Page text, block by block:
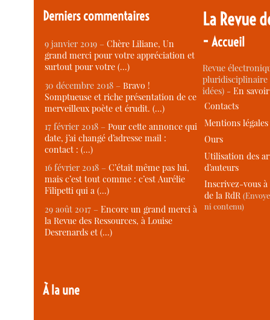
Derniers commentaires
9 janvier 2019 –Chère Liliane, Un
grand merci pour votre appréciation et
surtout pour votre (…)
30 décembre 2018 –Bravo !
Somptueuse et riche présentation de ce
merveilleux poète et érudit. (…)
17 février 2018 –Pour cette annonce qui
date, j’ai changé d’adresse mail :
contact : (…)
16 février 2018 –C’était même pas lui,
mais c’est tout comme : c’est Aurélie
Filipetti qui a (…)
29 août 2017 –Encore un grand merci à
la Revue des Ressources, à Louise
Desrenards et (…)
À la une
La Revue
-Accueil
Revue
idées) -En
Contacts
Mentions légales
Ours
Utilisation des
d’auteurs
Inscrivez-vous
de la RdR
ni contenu)